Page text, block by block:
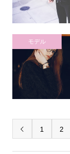
モデル
 1 2